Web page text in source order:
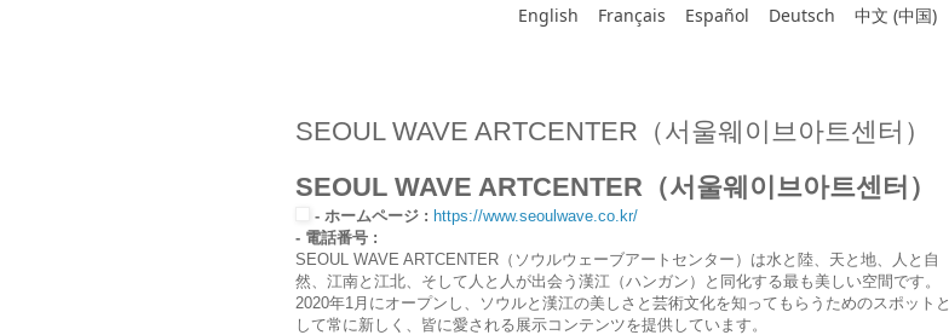
English
Français Español Deutsch 中文 (中国)
SEOUL WAVE ARTCENTER（서울웨이브아트센터）
SEOUL WAVE ARTCENTER（서울웨이브아트센터）
- ホームページ : https://www.seoulwave.co.kr/
- 電話番号 :
SEOUL WAVE ARTCENTER（ソウルウェーブアートセンター）は水と陸、天と地、人と自
然、江南と江北、そして人と人が出会う漢江（ハンガン）と同化する最も美しい空間です。
2020年1月にオープンし、ソウルと漢江の美しさと芸術文化を知ってもらうためのスポットと
して常に新しく、皆に愛される展示コンテンツを提供しています。